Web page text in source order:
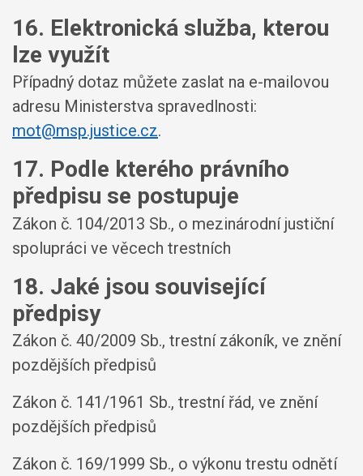
16. Elektronická služba, kterou
lze využít
Případný dotaz můžete zaslat na e-mailovou
adresu Ministerstva spravedlnosti:
mot@msp.justice.cz.
17. Podle kterého právního
předpisu se postupuje
Zákon č. 104/2013 Sb., o mezinárodní justiční
spolupráci ve věcech trestních
18. Jaké jsou související
předpisy
Zákon č. 40/2009 Sb., trestní zákoník, ve znění
pozdějších předpisů
Zákon č. 141/1961 Sb., trestní řád, ve znění
pozdějších předpisů
Zákon č. 169/1999 Sb., o výkonu trestu odnětí